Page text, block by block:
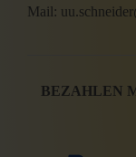
Mail:
BEZAHLEN